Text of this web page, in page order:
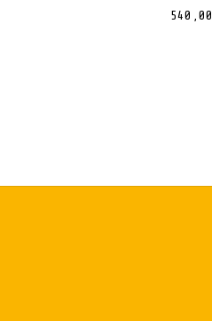
540,00